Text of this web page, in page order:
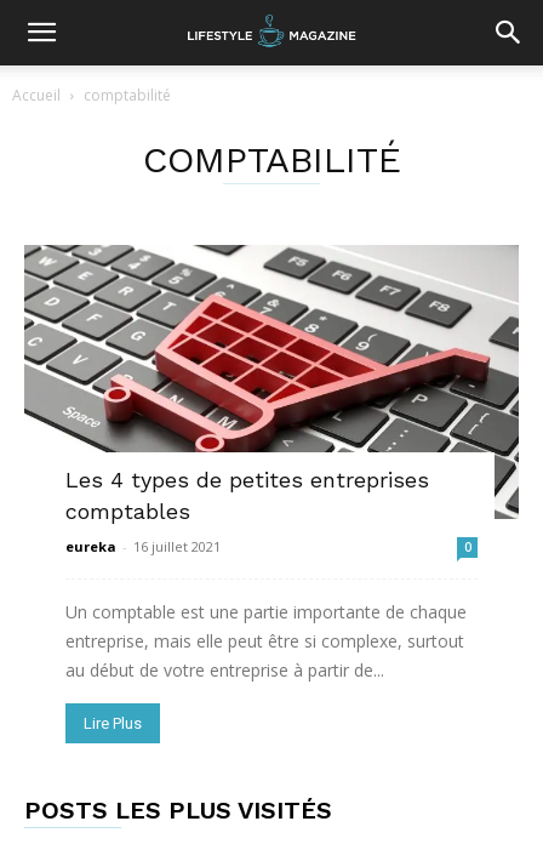
Accueil comptabilité
COMPTABILITÉ
Les 4 types de petites entreprises
comptables
eureka - 16 juillet 2021 0
Un comptable est une partie importante de chaque
entreprise, mais elle peut être si complexe, surtout
au début de votre entreprise à partir de...
Lire Plus
POSTS LES PLUS VISITÉS